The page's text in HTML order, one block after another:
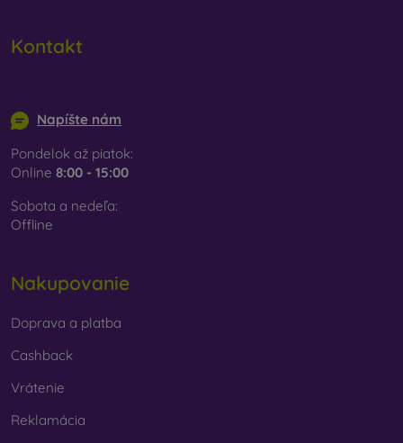
Kontakt
Napíšte nám
Pondelok až piatok:
Online 8:00 - 15:00
Sobota a nedeľa:
Offline
Nakupovanie
Doprava a platba
Cashback
Vrátenie
Reklamácia